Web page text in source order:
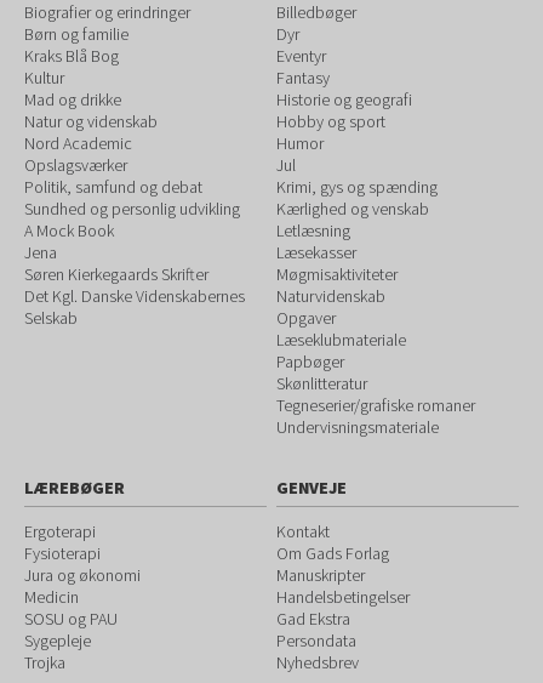
Biografier og erindringer
Børn og familie
Kraks Blå Bog
Kultur
Mad og drikke
Natur og videnskab
Nord Academic
Opslagsværker
Politik, samfund og debat
Sundhed og personlig udvikling
A Mock Book
Jena
Søren Kierkegaards Skrifter
Det Kgl. Danske Videnskabernes
Selskab
Billedbøger
Dyr
Eventyr
Fantasy
Historie og geografi
Hobby og sport
Humor
Jul
Krimi, gys og spænding
Kærlighed og venskab
Letlæsning
Læsekasser
Møgmisaktiviteter
Naturvidenskab
Opgaver
Læseklubmateriale
Papbøger
Skønlitteratur
Tegneserier/grafiske romaner
Undervisningsmateriale
LÆREBØGER
Ergoterapi
Fysioterapi
Jura og økonomi
Medicin
SOSU og PAU
Sygepleje
Trojka
GENVEJE
Kontakt
Om Gads Forlag
Manuskripter
Handelsbetingelser
Gad Ekstra
Persondata
Nyhedsbrev